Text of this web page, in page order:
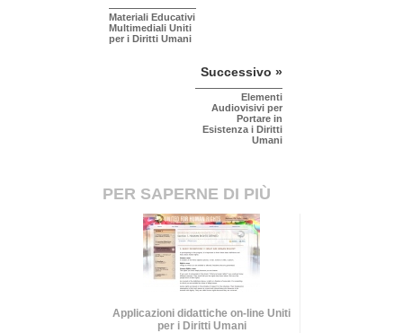
Materiali Educativi
Multimediali Uniti
per i Diritti Umani
Successivo »
Elementi
Audiovisivi per
Portare in
Esistenza i Diritti
Umani
PER SAPERNE DI PIÙ
Applicazioni didattiche on-line Uniti
per i Diritti Umani